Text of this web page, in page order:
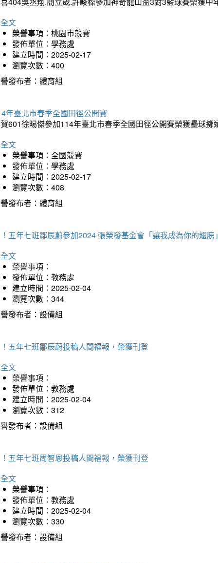
文
榮譽事項：桃園市競賽
發佈單位：學務處
建立時間：2025-02-17
瀏覽次數：400
發布者：體育組
年臺北市春季全國田徑公開賽
601徐晹傑參加114年臺北市春季全國田徑公開賽榮獲壘球擲
文
榮譽事項：全國競賽
發佈單位：學務處
建立時間：2025-02-17
瀏覽次數：408
發布者：體育組
五年七班鄒辰蔚參加2024 張榮發基金會「讓我成為你的翅
文
榮譽事項：
發佈單位：教務處
建立時間：2025-02-04
瀏覽次數：344
發布者：設備組
五年七班鄒辰蔚投稿人間福報，榮獲刊登
文
榮譽事項：
發佈單位：教務處
建立時間：2025-02-04
瀏覽次數：312
發布者：設備組
五年七班周智恩投稿人間福報，榮獲刊登
文
榮譽事項：
發佈單位：教務處
建立時間：2025-02-04
瀏覽次數：330
發布者：設備組